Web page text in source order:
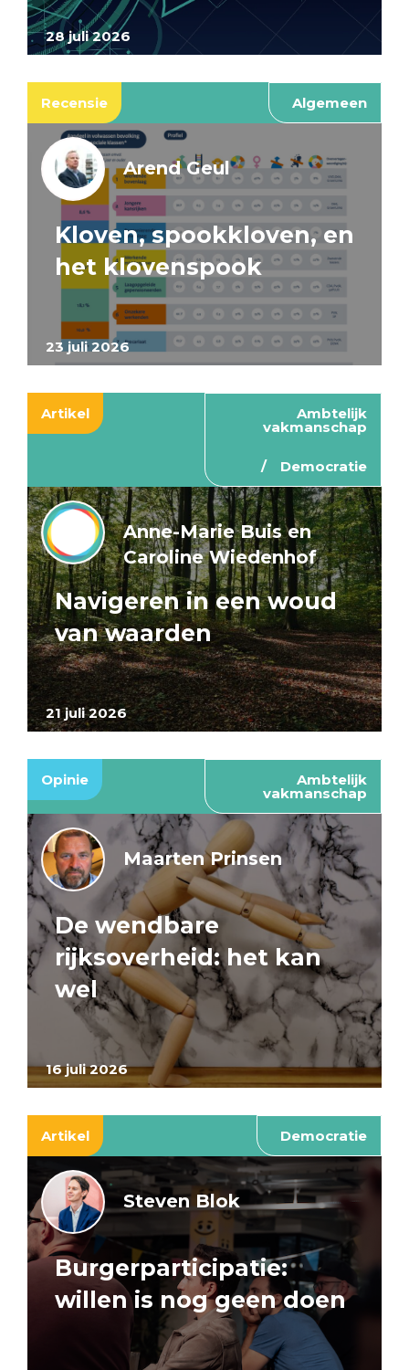
28 juli 2026
Recensie Algemeen
23 juli 2026
Arend Geul
Kloven, spookkloven, en
het klovenspook
Artikel Ambtelijk
vakmanschap
Democratie
21 juli 2026
Anne-Marie Buis en
Caroline Wiedenhof
Navigeren in een woud
van waarden
Opinie Ambtelijk
vakmanschap
16 juli 2026
Maarten Prinsen
De wendbare
rijksoverheid: het kan
wel
Artikel Democratie
Steven Blok
Burgerparticipatie:
willen is nog geen doen